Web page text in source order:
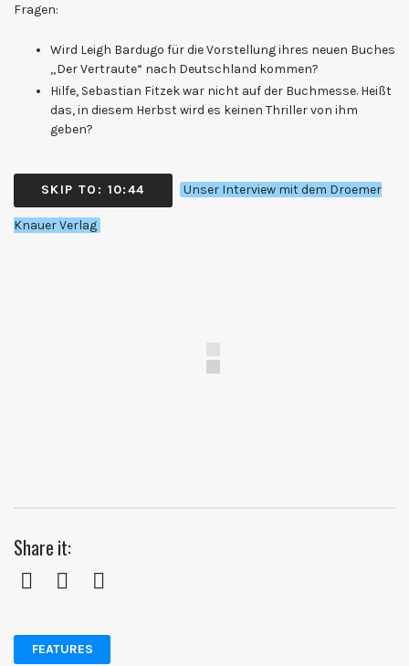
Fragen:
Wird Leigh Bardugo für die Vorstellung ihres neuen Buches
„Der Vertraute“ nach Deutschland kommen?
Hilfe, Sebastian Fitzek war nicht auf der Buchmesse. Heißt
das, in diesem Herbst wird es keinen Thriller von ihm
geben?
SKIP TO: 10:44 Unser Interview mit dem Droemer
Knauer Verlag
Share it:
FacebookTwitterPinterest
FEATURES